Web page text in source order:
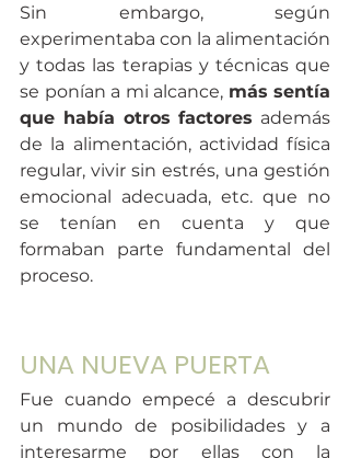
Sin embargo, según
experimentaba con la alimentación
y todas las terapias y técnicas que
se ponían a mi alcance, más sentía
que había otros factores además
de la alimentación, actividad física
regular, vivir sin estrés, una gestión
emocional adecuada, etc. que no
se tenían en cuenta y que
formaban parte fundamental del
proceso.
UNA NUEVA PUERTA
Fue cuando empecé a descubrir
un mundo de posibilidades y a
interesarme por ellas con la